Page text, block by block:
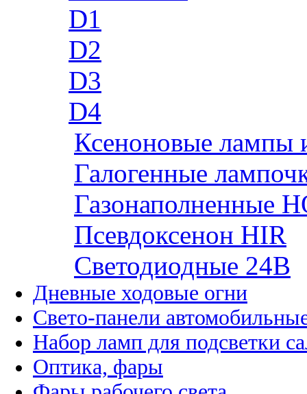
D1
D2
D3
D4
Ксеноновые лампы
Галогенные
Газонаполненные
Псевдоксенон HIR
Cветодиодные 24B
Дневные ходовые огни
Свето-панели
Набор ламп для подсветки
Оптика, фары